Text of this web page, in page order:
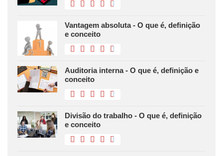
Vantagem absoluta - O que é, definição
e conceito
Auditoria interna - O que é, definição e
conceito
Divisão do trabalho - O que é, definição
e conceito